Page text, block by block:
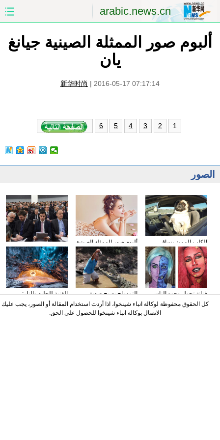
arabic.news.cn
الصين
الاقتصاد
مؤتمر صحفى للخارجية الصور
ألبوم صور الممثلة الصينية جيانغ
يان
新华时尚 | 2016-05-17 07:17:14
1
2
3
4
5
6
الصور
وسائل الإعلام الأجنبية
تولي اهتمامها بتقرير عمل
الحكومة
ألبوم صور الممثلة الصينية
سون تشيان
الكلب المميز يساق
السيارات
الغنية للجليد والنار:
المصور يلتقط صورا في
الأنهار الجليدية
التمساح يصبح صديق
الناس في كوستا ريكا
فنانة تحول وجوه الناس
إلى الشخصيات الكرتونية
باستخدام الماكياج
كل الحقوق محفوظة لوكالة انباء شينخوا، اذا أردت استخدام المقالة أو الصور، يجب عليك
الاتصال بوكالة انباء شينخوا للحصول على الحق.